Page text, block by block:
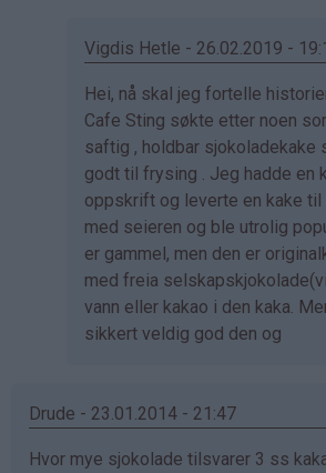
sandanger
(ikke
bekreftet)
Vigdis Hetle - 26.02.2019 -
Som
svar
på
av
Jan
fred
sandanger
(ikke
bekreftet)
Hei, nå skal jeg fortelle
Cafe Sting søkte etter noen
saftig , holdbar sjokoladekake
godt til frysing . Jeg hadde en
oppskrift og leverte en kake til
med seieren og ble utrolig
er gammel, men den er
med freia
vann eller kakao i den kaka.
sikkert veldig god den og
Drude - 23.01.2014 - 21:47
Hvor mye sjokolade tilsvarer 3 ss